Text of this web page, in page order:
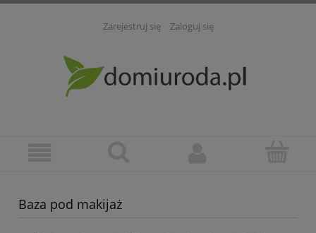
Zarejestruj się Zaloguj się
Baza pod makijaż